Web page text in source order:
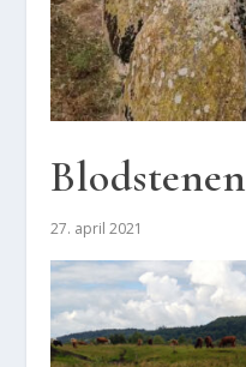
Blod­ste­nen
27. april 2021